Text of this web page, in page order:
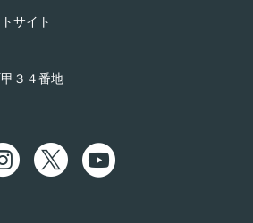
サイト
３４番地